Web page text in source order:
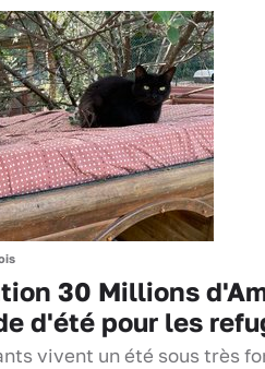
30 Millions
d'été pour les
vivent un été sous très